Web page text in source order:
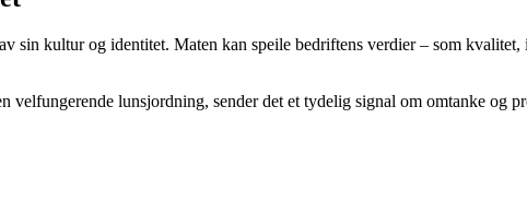
sin kultur og identitet. Maten kan speile bedriftens verdier – som
velfungerende lunsjordning, sender det et tydelig signal om omtanke og